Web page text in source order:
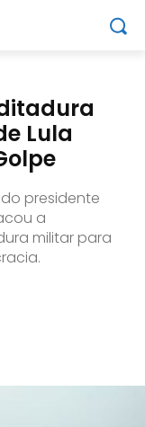
Lula
presidente
a
militar para